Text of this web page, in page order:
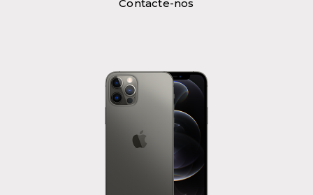
Contacte-nos